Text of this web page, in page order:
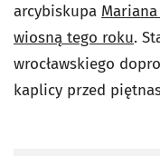
arcybiskupa Mariana
wiosną tego roku.
wrocławskiego
kaplicy przed